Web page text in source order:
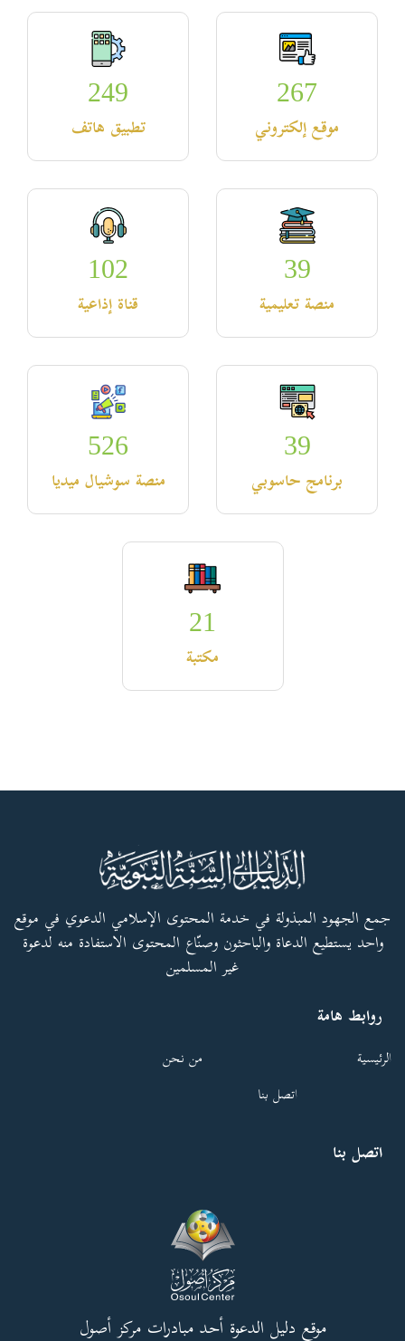
267
موقع إلكتروني
249
تطبيق هاتف
39
منصة تعليمية
102
قناة إذاعية
39
برنامج حاسوبي
526
منصة سوشيال ميديا
21
مكتبة
جمع الجهود المبذولة في خدمة المحتوى الإسلامي الدعوي في موقع
واحد يستطيع الدعاة والباحثون وصنّاع المحتوى الاستفادة منه لدعوة
غير المسلمين
روابط هامة
الرئيسية
من نحن
اتصل بنا
اتصل بنا
موقع دليل الدعوة أحد مبادرات مركز أصول